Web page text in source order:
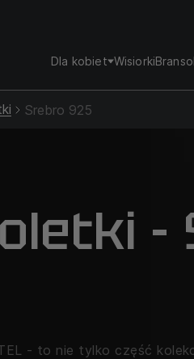
Dla kobiet Wisiorki
Srebro 925
-
- to nie tylko część